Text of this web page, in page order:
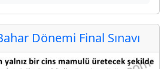
Dönemi Final Sınavı